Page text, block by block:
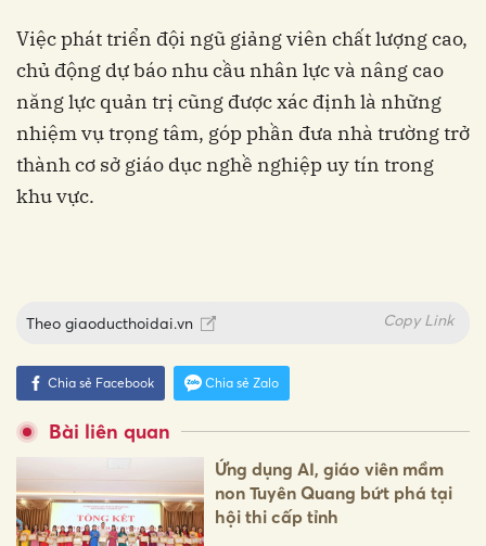
Việc phát triển đội ngũ giảng viên chất lượng cao,
chủ động dự báo nhu cầu nhân lực và nâng cao
năng lực quản trị cũng được xác định là những
nhiệm vụ trọng tâm, góp phần đưa nhà trường trở
thành cơ sở giáo dục nghề nghiệp uy tín trong
khu vực.
Theo giaoducthoidai.vn Copy Link
Chia sẻ Facebook Chia sẻ Zalo
Bài liên quan
Ứng dụng AI, giáo viên mầm
non Tuyên Quang bứt phá tại
hội thi cấp tỉnh